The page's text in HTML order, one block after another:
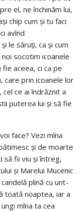
el, ne închinăm lui,
chip cum şi tu faci
avînd
le săruţi, ca şi cum
socotim icoanele
aceea, ci ca pe
care prin icoanele lor
ce ai îndrăznit a
puterea lui şi să fie
face? Vezi mîna
şi de moarte
să fii viu şi întreg,
şi Marelui Mucenic
plină cu unt-
toată noaptea, iar a
mîna ta cea